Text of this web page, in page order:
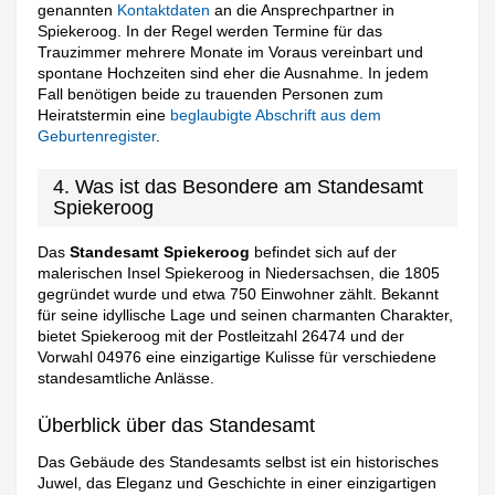
genannten Kontaktdaten an die Ansprechpartner in
Spiekeroog. In der Regel werden Termine für das
Trauzimmer mehrere Monate im Voraus vereinbart und
spontane Hochzeiten sind eher die Ausnahme. In jedem
Fall benötigen beide zu trauenden Personen zum
Heiratstermin eine beglaubigte Abschrift aus dem
Geburtenregister.
4. Was ist das Besondere am Standesamt
Spiekeroog
DasStandesamt Spiekeroog befindet sich auf der
malerischen Insel Spiekeroog in Niedersachsen, die 1805
gegründet wurde und etwa 750 Einwohner zählt. Bekannt
für seine idyllische Lage und seinen charmanten Charakter,
bietet Spiekeroog mit der Postleitzahl 26474 und der
Vorwahl 04976 eine einzigartige Kulisse für verschiedene
standesamtliche Anlässe.
Überblick über das Standesamt
Das Gebäude des Standesamts selbst ist ein historisches
Juwel, das Eleganz und Geschichte in einer einzigartigen